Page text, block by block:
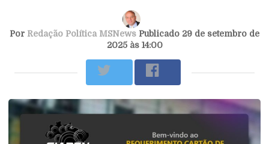
Por Redação Política MSNews Publicado 29 de setembro de
2025 às 14:00